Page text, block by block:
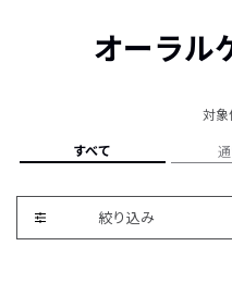
オーラル
対象
すべて
絞り込み